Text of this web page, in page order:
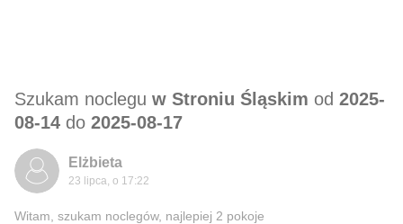
Szukam noclegu w Stroniu Śląskim od 2025-
08-14 do 2025-08-17
Elżbieta
23 lipca, o 17:22
Witam, szukam noclegów, najlepiej 2 pokoje